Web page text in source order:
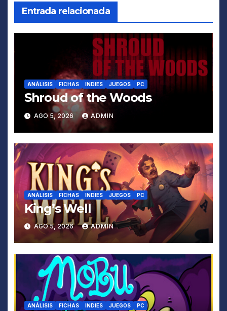
Entrada relacionada
ANÁLISIS FICHAS INDIES JUEGOS PC
Shroud of the Woods
AGO 5, 2026 ADMIN
ANÁLISIS FICHAS INDIES JUEGOS PC
King’s Well
AGO 5, 2026 ADMIN
ANÁLISIS FICHAS INDIES JUEGOS PC